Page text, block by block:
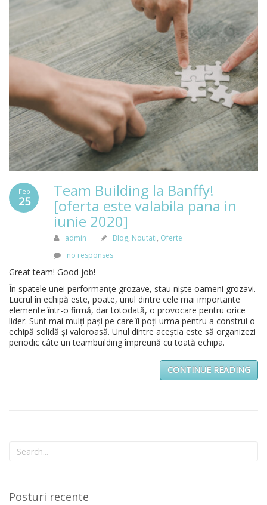
Feb
25
Team Building la Banffy!
[oferta este valabila pana in
iunie 2020]
admin Blog, Noutati, Oferte
no responses
Great team! Good job!
În spatele unei performanțe grozave, stau niște oameni grozavi.
Lucrul în echipă este, poate, unul dintre cele mai importante
elemente într-o firmă, dar totodată, o provocare pentru orice
lider. Sunt mai mulți pași pe care îi poți urma pentru a construi o
echipă solidă și valoroasă. Unul dintre aceștia este să organizezi
periodic câte un teambuilding împreună cu toată echipa.
CONTINUE READING
Posturi recente